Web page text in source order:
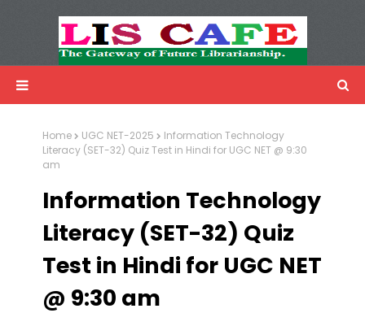
Advertisemnet
Home UGC NET-2025
Information Technology
Literacy (SET-32) Quiz Test in Hindi for UGC NET @ 9:30
am
Information Technology
Literacy (SET-32) Quiz
Test in Hindi for UGC NET
@ 9:30 am